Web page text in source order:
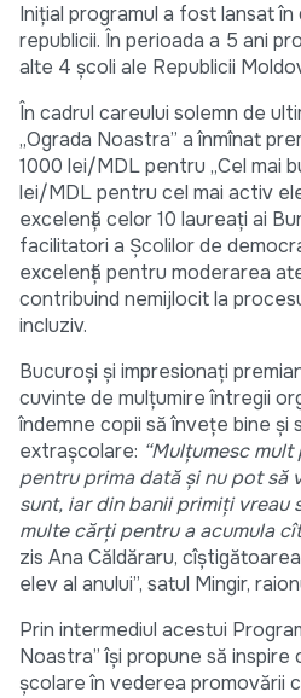
Iniţial programul a fost lansat în
republicii. În perioada a 5 ani
alte 4 școli ale Republicii
În cadrul careului solemn de
„Ograda Noastra” a înmînat
1000 lei/MDL pentru „Cel mai
lei/MDL pentru cel mai activ
excelență celor 10 laureați ai
facilitatori a Școlilor de
excelență pentru moderarea
contribuind nemijlocit la
incluziv.
Bucuroși și impresionați
cuvinte de mulțumire întregii
îndemne copii să învețe bine
extrașcolare: “Mulțumesc
pentru prima dată și nu pot să
sunt, iar din banii primiți vreau
multe cărți pentru a acumula
zis Ana Căldăraru,
elev al anului”, satul Mingir,
Prin intermediul acestui
Noastra” îşi propune să inspire
şcolare în vederea promovării